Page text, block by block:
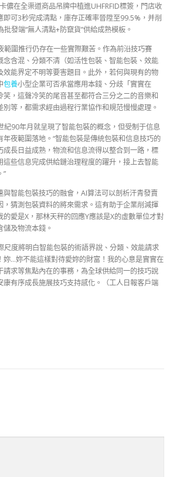
儂在全渠道商品吊牌中植進UHFRFID標簽，門店收
即可3秒完成清點，庫存正確率晉陞至99.5%，并削
發端“無人清點+防竄貨”供給成熟模板。
範圍推行仍存在一些實際艱苦。作為前沿技巧賽
念含混、分類不清（如活性包裝、智能包裝、效能
效能界定不明等要害題目。此外，若何與現有的物
包養小型企業可否承當應用本錢、分歧「實實在
，這聲冷笑的尾音甚至都符合三分之二的音樂和
等，都需求經由過程行業協作和規范慢慢處理。
紀90年月就呈現了智能包裝的概念，但受制于信息
夜範圍落地。“智能包裝是傳統包裝和信息技巧的
成長日益成熟，物流和信息流得以整合到一路，標
這些信息完成供給鏈治理程度的躍升，接上去智能
”
與智能包裝技巧的融會，AI算法可以剖析汗青發賣
，猜測包裝資料的將來需求。這有助于企業削減揮
愛是X，那林天秤的回應Y應該是X的虛數單位才對
及物流本錢。
尺度將明白智能包裝的術語界說、分類、效能請求
妳…妳不能這樣對待愛妳的財富！我的心意是實實在
請求等焦點內在的事務，為全球供給同一的技巧說
康有序成長施展技巧支持感化。（工人日報客戶端